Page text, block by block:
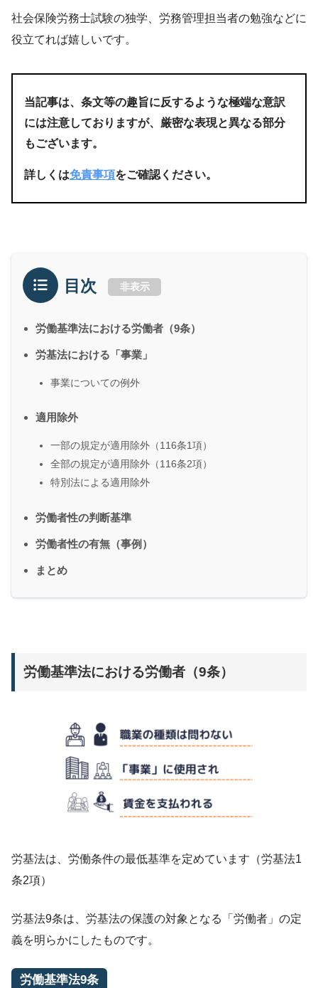
社会保険労務士試験の独学、労務管理担当者の勉強などに
役立てれば嬉しいです。
当記事は、条文等の趣旨に反するような極端な意訳
には注意しておりますが、厳密な表現と異なる部分
もございます。
詳しくは免責事項をご確認ください。
目次 非表示
労働基準法における労働者（9条）
労基法における「事業」
事業についての例外
適用除外
一部の規定が適用除外（116条1項）
全部の規定が適用除外（116条2項）
特別法による適用除外
労働者性の判断基準
労働者性の有無（事例）
まとめ
労働基準法における労働者（9条）
労基法は、労働条件の最低基準を定めています（労基法1
条2項）
労基法9条は、労基法の保護の対象となる「労働者」の定
義を明らかにしたものです。
労働基準法9条